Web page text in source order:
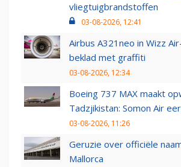
vliegtuigbrandstoffen
03-08-2026, 12:41
Airbus A321neo in Wizz
beklad met graffiti
03-08-2026, 12:34
Boeing 737 MAX maakt
Tadzjikistan: Somon Air
03-08-2026, 11:26
Geruzie over officiële
Mallorca